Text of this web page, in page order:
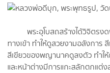
พระอุโบสถสร้างได้วิจิตรงด
ทางเข้า ทำให้ดูสวยงามอลังการ
สีเขียวของพญานาคดูลงตัว ทำใ
และหน้าต่างมีการแกะสลักตกแต่